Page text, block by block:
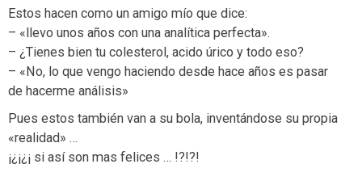
Estos hacen como un amigo mío que dice:
– «llevo unos años con una analítica perfecta».
– ¿Tienes bien tu colesterol, acido úrico y todo eso?
– «No, lo que vengo haciendo desde hace años es pasar
de hacerme análisis»
Pues estos también van a su bola, inventándose su propia
«realidad» …
¡¿¡¿¡ si así son mas felices … !?!?!